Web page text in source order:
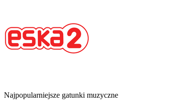
Najpopularniejsze gatunki muzyczne